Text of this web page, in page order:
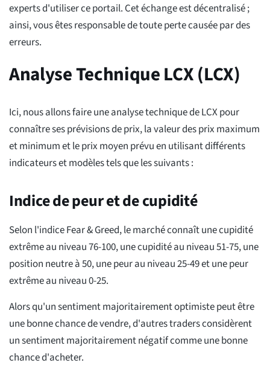
experts d'utiliser ce portail. Cet échange est décentralisé ;
ainsi, vous êtes responsable de toute perte causée par des
erreurs.
Analyse Technique LCX (LCX)
Ici, nous allons faire une analyse technique de LCX pour
connaître ses prévisions de prix, la valeur des prix maximum
et minimum et le prix moyen prévu en utilisant différents
indicateurs et modèles tels que les suivants :
Indice de peur et de cupidité
Selon l'indice Fear & Greed, le marché connaît une cupidité
extrême au niveau 76-100, une cupidité au niveau 51-75, une
position neutre à 50, une peur au niveau 25-49 et une peur
extrême au niveau 0-25.
Alors qu'un sentiment majoritairement optimiste peut être
une bonne chance de vendre, d'autres traders considèrent
un sentiment majoritairement négatif comme une bonne
chance d'acheter.